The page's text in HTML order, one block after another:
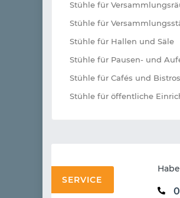
Stühle für
Stühle für
Stühle für Hallen und Säle
Stühle für Pausen- und
Stühle für Cafés und Bistros
Stühle für öffentliche
SERVICE